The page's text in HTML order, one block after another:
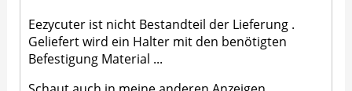
Eezycuter ist nicht Bestandteil der Lieferung .
Geliefert wird ein Halter mit den benötigten
Befestigung Material ...